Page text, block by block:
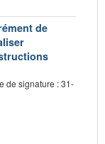
de
de signature : 31-